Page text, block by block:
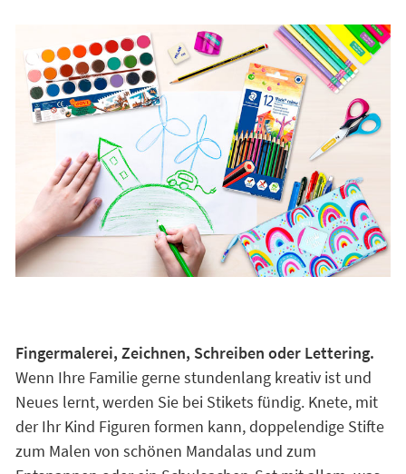
Fingermalerei, Zeichnen, Schreiben oder Lettering.
Wenn Ihre Familie gerne stundenlang kreativ ist und
Neues lernt, werden Sie bei Stikets fündig. Knete, mit
der Ihr Kind Figuren formen kann, doppelendige Stifte
zum Malen von schönen Mandalas und zum